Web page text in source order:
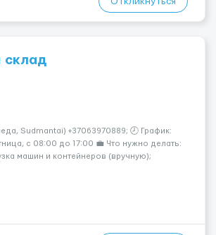
склад
Sudmantai) +37063970889; 🕗 График:
с 08:00 до 17:00 💼 Что нужно делать:
машин и контейнеров (вручную);
поручений заведующего складом. ✅